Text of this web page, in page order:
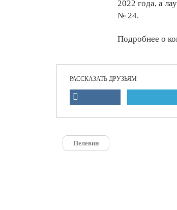
2022 года, а
№ 24.
Подробнее о
РАССКАЗАТЬ ДРУЗЬЯМ
Пелевин